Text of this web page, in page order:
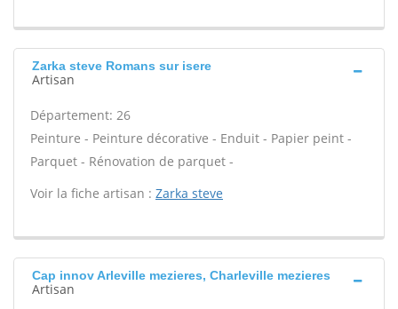
Zarka steve Romans sur isere
Artisan
Département: 26
Peinture - Peinture décorative - Enduit - Papier peint -
Parquet - Rénovation de parquet -
Voir la fiche artisan : Zarka steve
Cap innov Arleville mezieres, Charleville mezieres
Artisan